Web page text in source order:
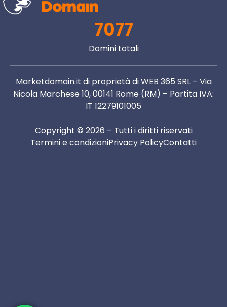
7077
Domini totali
Marketdomain.it di proprietà di WEB 365 SRL – Via
Nicola Marchese 10, 00141 Rome (RM) – Partita IVA:
IT 12279101005
Copyright © 2026 – Tutti i diritti riservati
Termini e condizioniPrivacy PolicyContatti